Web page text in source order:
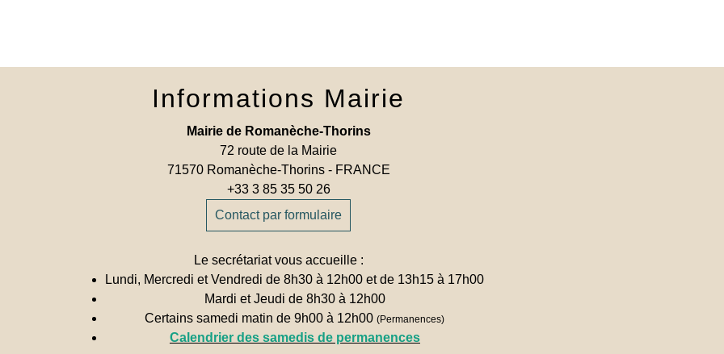
Informations Mairie
Mairie de Romanèche-Thorins
72 route de la Mairie
71570 Romanèche-Thorins - FRANCE
+33 3 85 35 50 26
Contact par formulaire
Le secrétariat vous accueille :
Lundi, Mercredi et Vendredi de 8h30 à 12h00 et de 13h15 à 17h00
Mardi et Jeudi de 8h30 à 12h00
Certains samedi matin de 9h00 à 12h00(Permanences)
Calendrier des samedis de permanences